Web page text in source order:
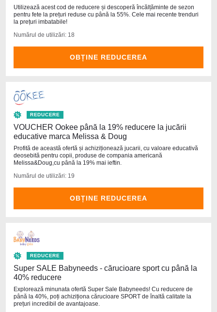
Utilizează acest cod de reducere și descoperă încălțăminte de sezon
pentru fete la prețuri reduse cu până la 55%. Cele mai recente trenduri
la prețuri imbatabile!
Numărul de utilizări: 18
OBȚINE REDUCEREA
REDUCERE
VOUCHER Ookee până la 19% reducere la jucării
educative marca Melissa & Doug
Profită de această ofertă și achiziționează jucarii, cu valoare educativă
deosebită pentru copii, produse de compania americană
Melissa&Doug,cu până la 19% mai ieftin.
Numărul de utilizări: 19
OBȚINE REDUCEREA
REDUCERE
Super SALE Babyneeds - cărucioare sport cu până la
40% reducere
Explorează minunata ofertă Super Sale Babyneeds! Cu reducere de
până la 40%, poți achiziționa cărucioare SPORT de înaltă calitate la
prețuri incredibil de avantajoase.